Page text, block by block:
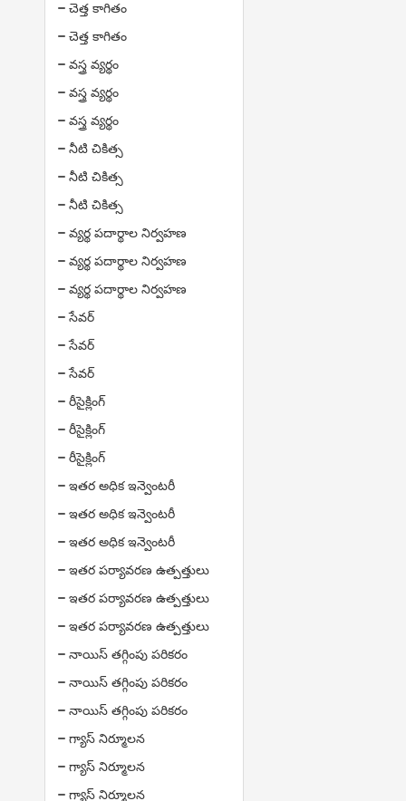
చెత్త కాగితం
చెత్త కాగితం
వస్త్ర వ్యర్థం
వస్త్ర వ్యర్థం
వస్త్ర వ్యర్థం
నీటి చికిత్స
నీటి చికిత్స
నీటి చికిత్స
వ్యర్థ పదార్థాల నిర్వహణ
వ్యర్థ పదార్థాల నిర్వహణ
వ్యర్థ పదార్థాల నిర్వహణ
సేవర్
సేవర్
సేవర్
రీసైక్లింగ్
రీసైక్లింగ్
రీసైక్లింగ్
ఇతర అధిక ఇన్వెంటరీ
ఇతర అధిక ఇన్వెంటరీ
ఇతర అధిక ఇన్వెంటరీ
ఇతర పర్యావరణ ఉత్పత్తులు
ఇతర పర్యావరణ ఉత్పత్తులు
ఇతర పర్యావరణ ఉత్పత్తులు
నాయిస్ తగ్గింపు పరికరం
నాయిస్ తగ్గింపు పరికరం
నాయిస్ తగ్గింపు పరికరం
గ్యాస్ నిర్మూలన
గ్యాస్ నిర్మూలన
గ్యాస్ నిర్మూలన